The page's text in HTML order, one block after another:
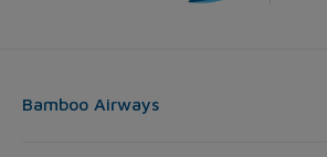
Bamboo Airways